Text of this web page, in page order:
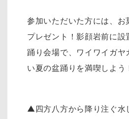
参加いただいた方には、お
プレゼント！影顔岩前に設
踊り会場で、ワイワイガヤ
い夏の盆踊りを満喫しよう
▲四方八方から降り注ぐ水